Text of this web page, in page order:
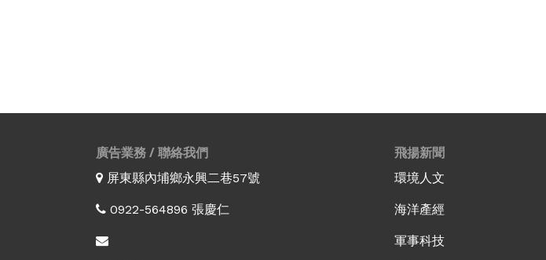
廣告業務 / 聯絡我們
屏東縣內埔鄉永興二巷57號
0922-564896 張慶仁
飛揚新聞
環境人文
海洋產經
軍事科技